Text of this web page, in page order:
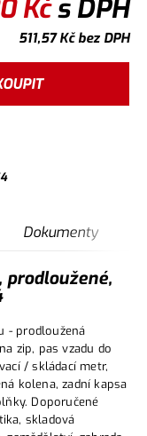
Kčs DPH
511,57Kčbez DPH
Dokumenty
prodloužené,
- prodloužená
zip, pas vzadu do
/ skládací metr,
kolena, zadní kapsa
Doporučené
skladová